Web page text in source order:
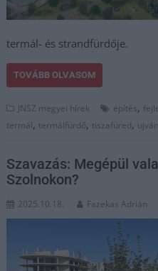
termál- és strandfürdője.
TOVÁBB OLVASOM
JNSZ megyei hírek építés,
termál, termálfürdő, tiszafüred,
Szavazás: Megépül
Szolnokon?
2025.10.18. Fazekas Adrián